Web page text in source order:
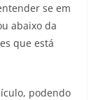
se em
abaixo da
que está
podendo